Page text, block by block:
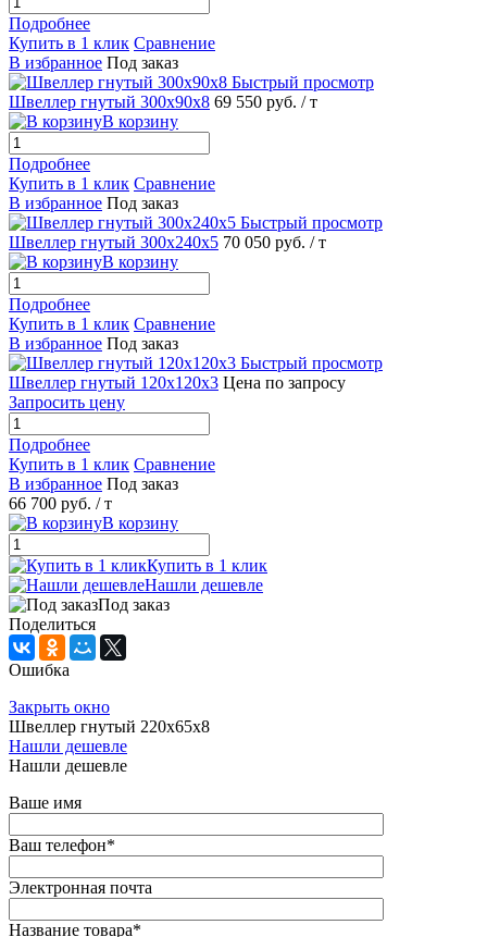
Подробнее
Купить в 1 клик Сравнение
В избранное Под заказ
Быстрый просмотр
Швеллер гнутый 300х90х8 69 550 руб. / т
В корзину
Подробнее
Купить в 1 клик Сравнение
В избранное Под заказ
Быстрый просмотр
Швеллер гнутый 300х240х5 70 050 руб. / т
В корзину
Подробнее
Купить в 1 клик Сравнение
В избранное Под заказ
Быстрый просмотр
Швеллер гнутый 120х120х3 Цена по запросу
Запросить цену
Подробнее
Купить в 1 клик Сравнение
В избранное Под заказ
66 700 руб. / т
В корзину
Купить в 1 клик
Нашли дешевле
Под заказ
Поделиться
Ошибка
Закрыть окно
Швеллер гнутый 220х65х8
Нашли дешевле
Нашли дешевле
Ваше имя
Ваш телефон*
Электронная почта
Название товара*